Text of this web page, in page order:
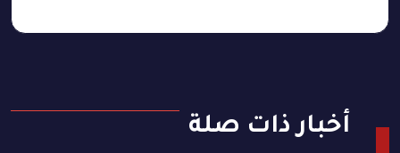
أخبار ذات صلة